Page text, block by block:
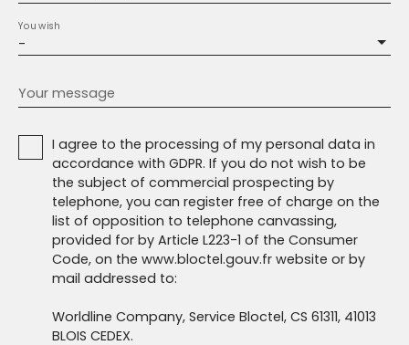
-
You wish
Your message
I agree to the processing of my personal data in
accordance with GDPR. If you do not wish to be
the subject of commercial prospecting by
telephone, you can register free of charge on the
list of opposition to telephone canvassing,
provided for by Article L223-1 of the Consumer
Code, on the www.bloctel.gouv.fr website or by
mail addressed to:
Worldline Company, Service Bloctel, CS 61311, 41013
BLOIS CEDEX.